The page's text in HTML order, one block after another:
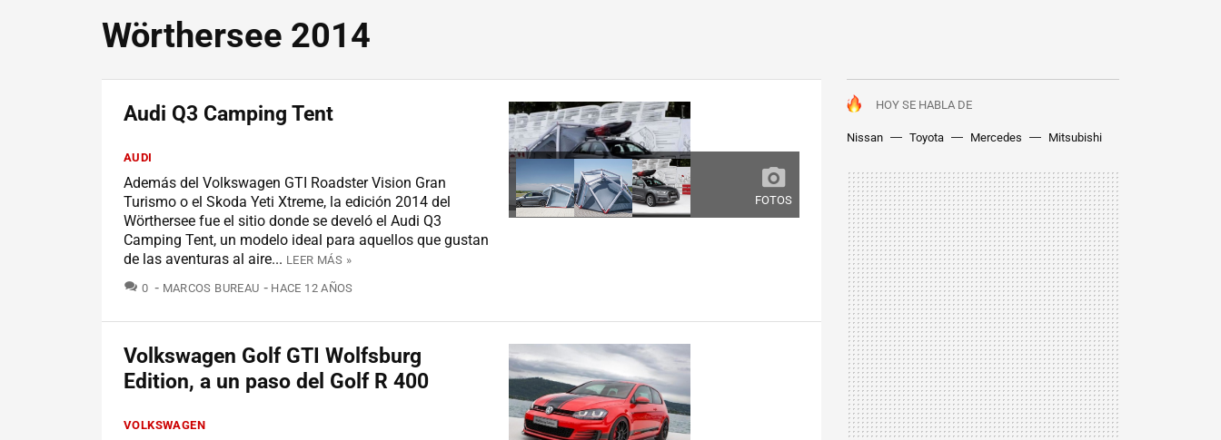
Wörthersee 2014
HOY SE HABLA DE
Nissan Toyota Mercedes Mitsubishi
FOTOS
Audi Q3 Camping Tent
AUDI
Además del Volkswagen GTI Roadster Vision Gran
Turismo o el Skoda Yeti Xtreme, la edición 2014 del
Wörthersee fue el sitio donde se develó el Audi Q3
Camping Tent, un modelo ideal para aquellos que gustan
de las aventuras al aire... LEER MÁS »
0 COMENTARIOS
MARCOS BUREAU HACE 12 AÑOS
Volkswagen Golf GTI Wolfsburg
Edition, a un paso del Golf R 400
VOLKSWAGEN